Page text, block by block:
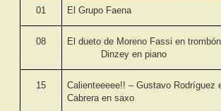
01 El Grupo Faena
08
El dueto de Moreno Fassi en
Dinzey en piano
15
Calienteeeee!! – Gustavo Rodríguez
Cabrera en saxo